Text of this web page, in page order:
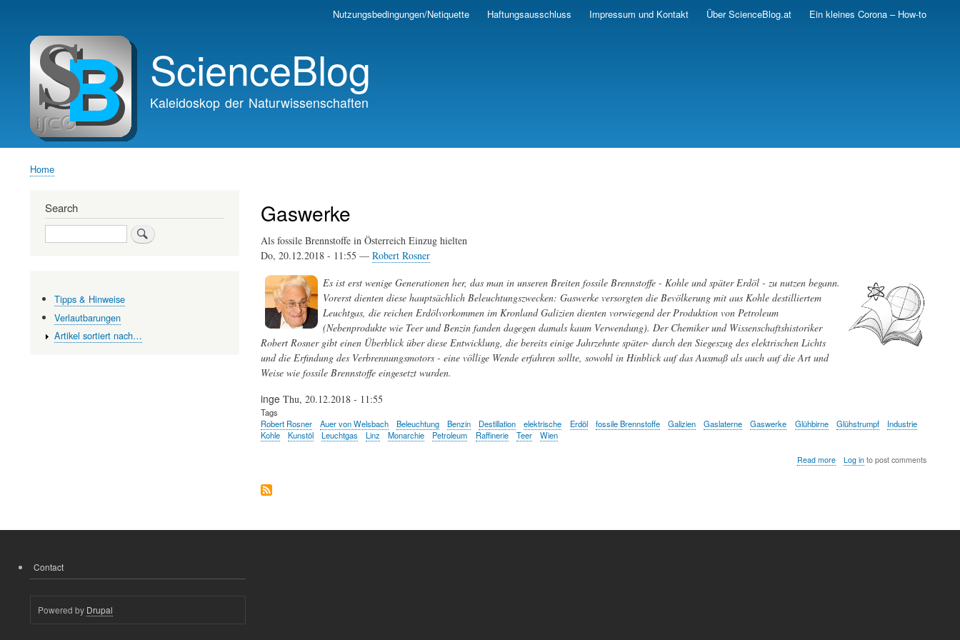
Skip
navigation
Nutzungsbedingungen/Netiquette Haftungsausschluss Impressum und Kontakt Über ScienceBlog.at Ein kleines Corona – How-to
ScienceBlog
Kaleidoskop der Naturwissenschaften
Home
Gaswerke
Als fossile Brennstoffe in Österreich Einzug hielten
Do, 20.12.2018 - 11:55 — Robert Rosner
Es ist erst wenige Generationen her, das man in unseren Breiten fossile Brennstoffe - Kohle und später Erdöl - zu nutzen begann.
Vorerst dienten diese hauptsächlich Beleuchtungszwecken: Gaswerke versorgten die Bevölkerung mit aus Kohle destilliertem
Leuchtgas, die reichen Erdölvorkommen im Kronland Galizien dienten vorwiegend der Produktion von Petroleum
(Nebenprodukte wie Teer und Benzin fanden dagegen damals kaum Verwendung). Der Chemiker und Wissenschaftshistoriker
Robert Rosner gibt einen Überblick über diese Entwicklung, die bereits einige Jahrzehnte später- durch den Siegeszug des elektrischen Lichts
und die Erfindung des Verbrennungsmotors - eine völlige Wende erfahren sollte, sowohl in Hinblick auf das Ausmaß als auch auf die Art und
Weise wie fossile Brennstoffe eingesetzt wurden.
inge Thu, 20.12.2018 - 11:55
Tags
Robert Rosner
Auer von Welsbach Beleuchtung Benzin Destillation elektrische Erdöl fossile Brennstoffe Galizien Gaslaterne Gaswerke Glühbirne Glühstrumpf
Industrie
Kohle
Kunstöl Leuchtgas Linz Monarchie Petroleum Raffinerie Teer Wien
Read moreabout
Log into post comments
Search
Search
Tipps & Hinweise
Verlautbarungen
Artikel sortiert nach…
FOOTER
Contact
Powered by Drupal